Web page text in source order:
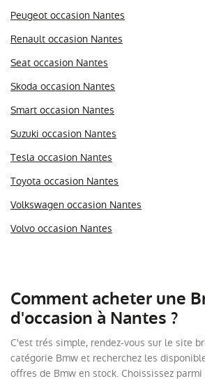
Peugeot occasion Nantes
Renault occasion Nantes
Seat occasion Nantes
Skoda occasion Nantes
Smart occasion Nantes
Suzuki occasion Nantes
Tesla occasion Nantes
Toyota occasion Nantes
Volkswagen occasion Nantes
Volvo occasion Nantes
Comment acheter une
d'occasion à Nantes ?
C'est trés simple, rendez-vous sur le site
catégorie Bmw et recherchez les
offres de Bmw en stock. Choississez parmi